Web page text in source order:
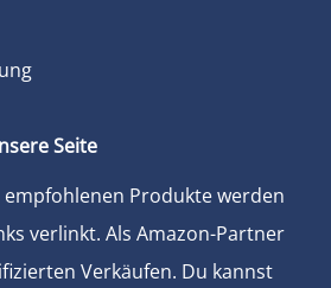
Seite
Produkte werden
verlinkt. Als Amazon-Partner
Verkäufen. Du kannst